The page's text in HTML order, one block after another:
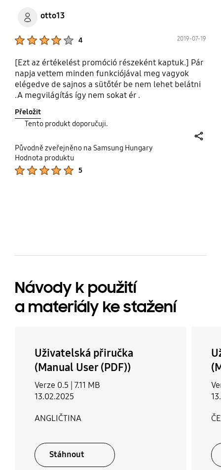
otto13
4 2019-07-19
[Ezt az értékelést promóció részeként kaptuk.] Pár
napja vettem minden funkciójával meg vagyok
elégedve de sajnos a sütőtér be nem lehet belátni
.A megvilágítás így nem sokat ér .
Přeložit
Tento produkt doporučuji.
Původně zveřejněno na Samsung Hungary
Hodnota produktu
5
Návody k použití
a materiály ke stažení
Uživatelská přiručka
(Manual User (PDF))
Verze 0.5 | 7.11 MB
13.02.2025
ANGLIČTINA
Stáhnout